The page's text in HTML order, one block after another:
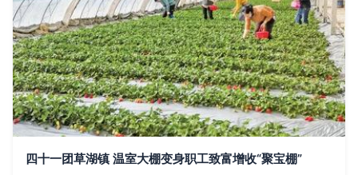
四十一团草湖镇 温室大棚变身职工致富增收“聚宝棚”